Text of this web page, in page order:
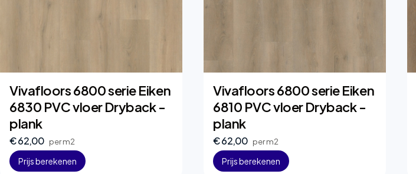
Vivafloors 6800 serie Eiken
6830 PVC vloer Dryback -
plank
€ 62,00 per m2
Prijs berekenen
Vivafloors 6800 serie Eiken
6810 PVC vloer Dryback -
plank
€ 62,00 per m2
Prijs berekenen